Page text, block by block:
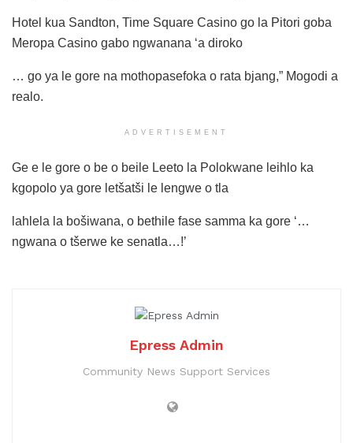
Hotel kua Sandton, Time Square Casino go la Pitori goba
Meropa Casino gabo ngwanana ‘a diroko
… go ya le gore na mothopasefoka o rata bjang,” Mogodi a
realo.
ADVERTISEMENT
Ge e le gore o be o beile Leeto la Polokwane leihlo ka
kgopolo ya gore letšatši le lengwe o tla
lahlela la bošiwana, o bethile fase samma ka gore ‘…
ngwana o tšerwe ke senatla…!’
Epress Admin
Community News Support Services